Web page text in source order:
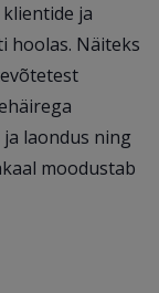
ja
hoolas. Näiteks
laondus ning
moodustab